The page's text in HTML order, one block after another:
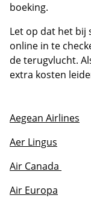
boeking.
Let op dat het bij
online in te
de terugvlucht.
extra kosten
Aegean Airlines
Aer Lingus
Air Canada
Air Europa